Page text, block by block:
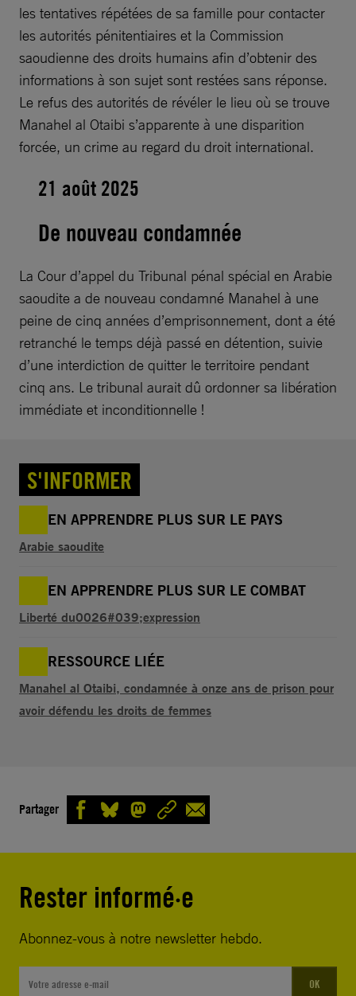
les tentatives répétées de sa famille pour contacter
les autorités pénitentiaires et la Commission
saoudienne des droits humains afin d’obtenir des
informations à son sujet sont restées sans réponse.
Le refus des autorités de révéler le lieu où se trouve
Manahel al Otaibi s’apparente à une disparition
forcée, un crime au regard du droit international.
21 août 2025
De nouveau condamnée
La Cour d’appel du Tribunal pénal spécial en Arabie
saoudite a de nouveau condamné Manahel à une
peine de cinq années d’emprisonnement, dont a été
retranché le temps déjà passé en détention, suivie
d’une interdiction de quitter le territoire pendant
cinq ans. Le tribunal aurait dû ordonner sa libération
immédiate et inconditionnelle !
S'INFORMER
EN APPRENDRE PLUS SUR LE PAYS
Arabie saoudite
EN APPRENDRE PLUS SUR LE COMBAT
Liberté du0026#039;expression
RESSOURCE LIÉE
Manahel al Otaibi, condamnée à onze ans de prison pour
avoir défendu les droits de femmes
Partager
Rester informé·e
Abonnez-vous à notre newsletter hebdo.
OK